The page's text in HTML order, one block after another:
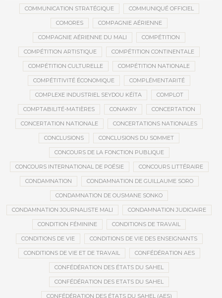
COMMUNICATION STRATÉGIQUE COMMUNIQUÉ OFFICIEL
COMORES COMPAGNIE AÉRIENNE
COMPAGNIE AÉRIENNE DU MALI COMPÉTITION
COMPÉTITION ARTISTIQUE COMPÉTITION CONTINENTALE
COMPÉTITION CULTURELLE COMPÉTITION NATIONALE
COMPÉTITIVITÉ ÉCONOMIQUE COMPLÉMENTARITÉ
COMPLEXE INDUSTRIEL SEYDOU KÉÏTA COMPLOT
COMPTABILITÉ-MATIÈRES CONAKRY CONCERTATION
CONCERTATION NATIONALE CONCERTATIONS NATIONALES
CONCLUSIONS CONCLUSIONS DU SOMMET
CONCOURS DE LA FONCTION PUBLIQUE
CONCOURS INTERNATIONAL DE POÉSIE CONCOURS LITTÉRAIRE
CONDAMNATION CONDAMNATION DE GUILLAUME SORO
CONDAMNATION DE OUSMANE SONKO
CONDAMNATION JOURNALISTE MALI CONDAMNATION JUDICIAIRE
CONDITION FÉMININE CONDITIONS DE TRAVAIL
CONDITIONS DE VIE CONDITIONS DE VIE DES ENSEIGNANTS
CONDITIONS DE VIE ET DE TRAVAIL CONFÉDÉRATION AES
CONFÉDÉRATION DES ÉTATS DU SAHEL
CONFÉDÉRATION DES ETATS DU SAHEL
CONFÉDÉRATION DES ÉTATS DU SAHEL (AES)